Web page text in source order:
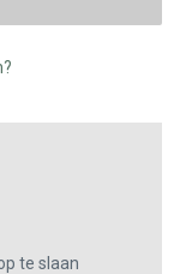
te slaan